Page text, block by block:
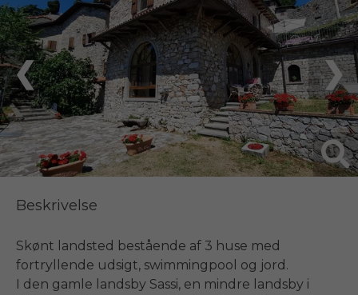
❮ ❯
Beskrivelse
Skønt landsted bestående af 3 huse med
fortryllende udsigt, swimmingpool og jord.
I den gamle landsby Sassi, en mindre landsby i